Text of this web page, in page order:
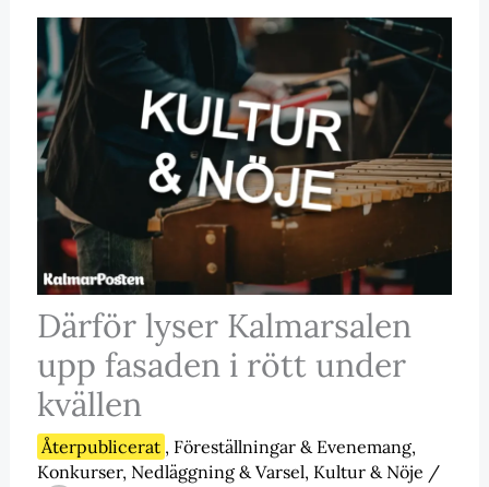
Därför lyser Kalmarsalen
upp fasaden i rött under
kvällen
Återpublicerat , Föreställningar & Evenemang,
Konkurser, Nedläggning & Varsel, Kultur & Nöje /